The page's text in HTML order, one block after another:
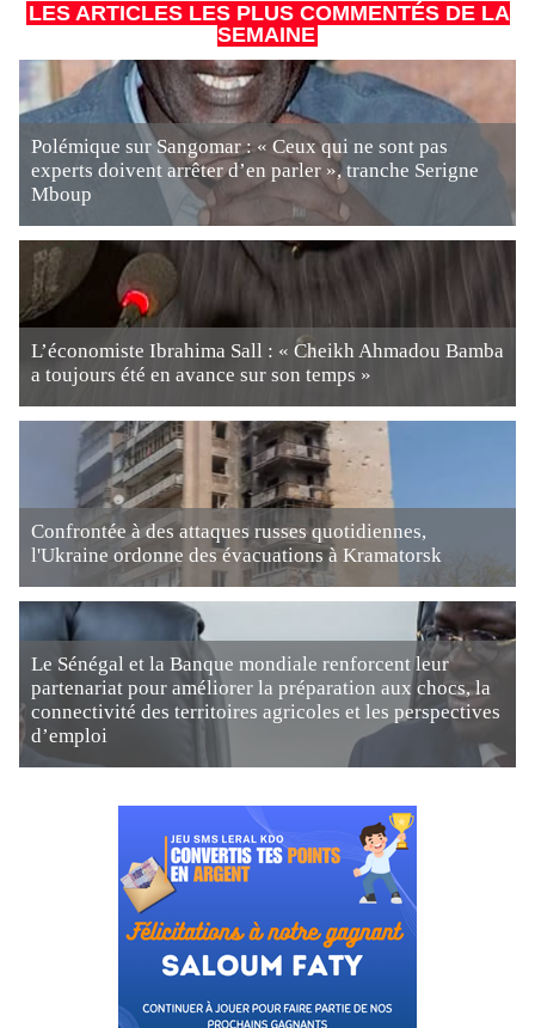
LES ARTICLES LES PLUS COMMENTÉS DE LA
SEMAINE
Polémique sur Sangomar : « Ceux qui ne sont pas
experts doivent arrêter d’en parler », tranche Serigne
Mboup
L’économiste Ibrahima Sall : « Cheikh Ahmadou Bamba
a toujours été en avance sur son temps »
Confrontée à des attaques russes quotidiennes,
l'Ukraine ordonne des évacuations à Kramatorsk
Le Sénégal et la Banque mondiale renforcent leur
partenariat pour améliorer la préparation aux chocs, la
connectivité des territoires agricoles et les perspectives
d’emploi